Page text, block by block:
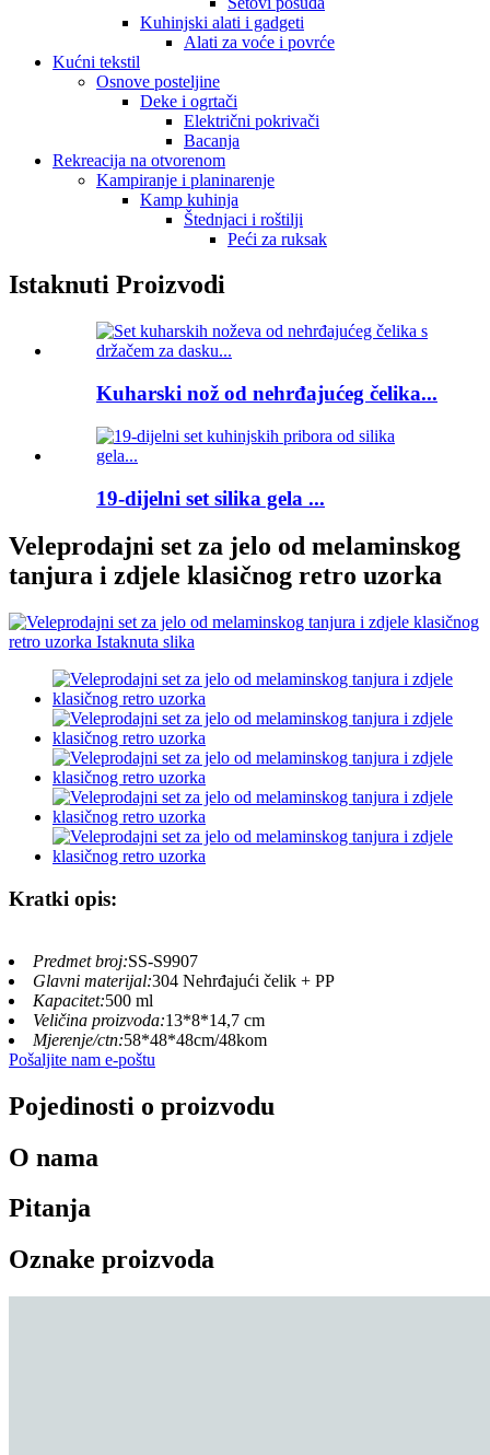
Kuhinjski alati i gadgeti
Alati za voće i povrće
Kućni tekstil
Osnove posteljine
Deke i ogrtači
Električni pokrivači
Bacanja
Rekreacija na otvorenom
Kampiranje i planinarenje
Kamp kuhinja
Štednjaci i roštilji
Peći za ruksak
Istaknuti Proizvodi
Kuharski nož od nehrđajućeg čelika...
19-dijelni set silika gela ...
Veleprodajni set za jelo od melaminskog
tanjura i zdjele klasičnog retro uzorka
Kratki opis:
Predmet broj:SS-S9907
Glavni materijal:304 Nehrđajući čelik + PP
Kapacitet:500 ml
Veličina proizvoda:13*8*14,7 cm
Mjerenje/ctn:58*48*48cm/48kom
Pošaljite nam e-poštu
Pojedinosti o proizvodu
O nama
Pitanja
Oznake proizvoda